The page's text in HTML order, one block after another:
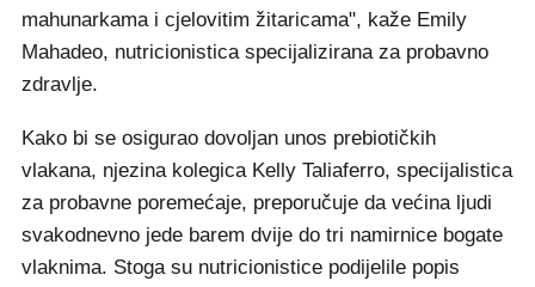
mahunarkama i cjelovitim žitaricama", kaže Emily
Mahadeo, nutricionistica specijalizirana za probavno
zdravlje.
Kako bi se osigurao dovoljan unos prebiotičkih
vlakana, njezina kolegica Kelly Taliaferro, specijalistica
za probavne poremećaje, preporučuje da većina ljudi
svakodnevno jede barem dvije do tri namirnice bogate
vlaknima. Stoga su nutricionistice podijelile popis